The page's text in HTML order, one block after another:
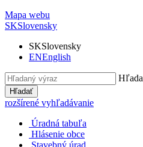
Mapa webu
SKSlovensky
SKSlovensky
ENEnglish
Hľadať
rozšírené vyhľadávanie
Úradná tabuľa
Hlásenie obce
Stavebný úrad